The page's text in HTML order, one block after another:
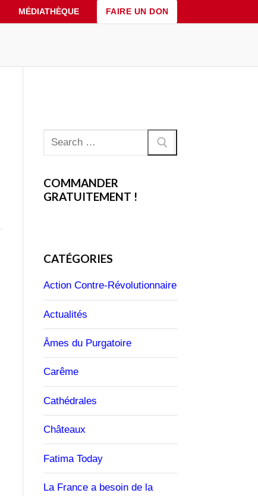
MÉDIATHÈQUE FAIRE UN DON
Rechercher
:
COMMANDER
GRATUITEMENT !
CATÉGORIES
Action Contre-Révolutionnaire
Actualités
Âmes du Purgatoire
Carême
Cathédrales
Châteaux
Fatima Today
La France a besoin de la